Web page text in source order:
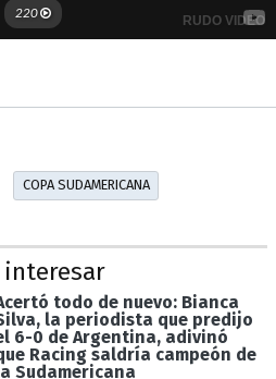
COPA SUDAMERICANA
interesar
todo de nuevo: Bianca
la periodista que predijo
6-0 de Argentina, adivinó
Racing saldría campeón de
Sudamericana